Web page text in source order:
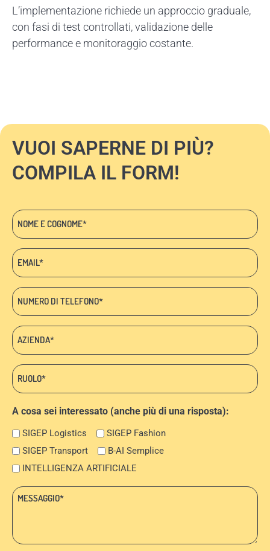
L’implementazione richiede un approccio graduale,
con fasi di test controllati, validazione delle
performance e monitoraggio costante.
VUOI SAPERNE DI PIÙ?
COMPILA IL FORM!
Nome
e
cognome
Email:
*
Telefono
*
Azienda:
*
Ruolo:
*
A cosa sei interessato (anche più di una risposta):
SIGEP Logistics
SIGEP Fashion
SIGEP Transport
B-AI Semplice
INTELLIGENZA ARTIFICIALE
Messaggio: